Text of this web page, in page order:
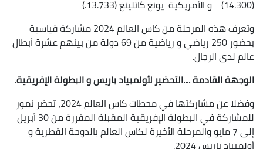
وتعرف هذه المرحلة من كاس العالم 2024 مشاركة قياسية
بحضور 250 رياضي و رياضية من 69 دولة من بينهم عشرة أبطال
عالم لدى الرجال.
الوجهة القادمة ....التحضير لأولمبياد باريس و البطولة الإفريقية.
وفضلا عن مشاركتها في محطات كاس العالم 2024، تحضر نمور
للمشاركة في البطولة الإفريقية المقبلة المقررة من 30 أبريل
إلى 7 مايو والمرحلة الأخيرة لكاس العالم بالدوحة القطرية و
أولمبياد باريس 2024.